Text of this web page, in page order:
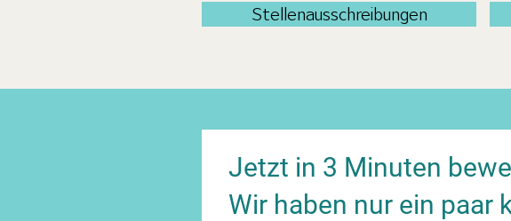
Stellenausschreibungen
Jetzt in 3 Minuten
Wir haben nur ein paar